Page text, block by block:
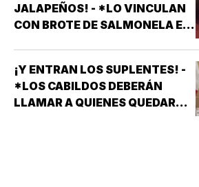
JALAPEÑOS! - *LO VINCULAN
CON BROTE DE SALMONELA EN
¡Y ENTRAN LOS SUPLENTES! -
*LOS CABILDOS DEBERÁN
LLAMAR A QUIENES QUEDARON